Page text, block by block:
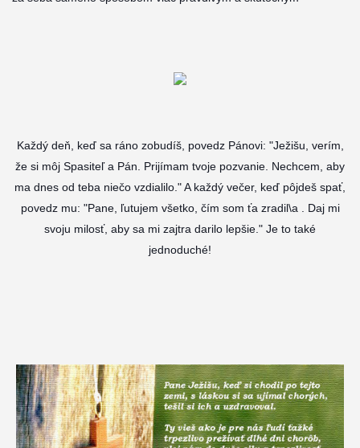
Každý deň, keď sa ráno zobudíš, povedz Pánovi: "Ježišu, verím,
že si môj Spasiteľ a Pán. Prijímam tvoje pozvanie. Nechcem, aby
ma dnes od teba niečo vzdialilo." A každý večer, keď pôjdeš spať,
povedz mu: "Pane, ľutujem všetko, čím som ťa zradil\a . Daj mi
svoju milosť, aby sa mi zajtra darilo lepšie." Je to také
jednoduché!